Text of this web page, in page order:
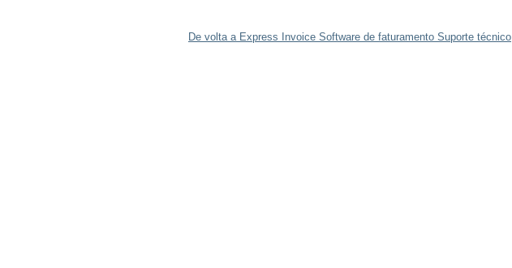
De volta a Express Invoice Software de faturamento Suporte técnico